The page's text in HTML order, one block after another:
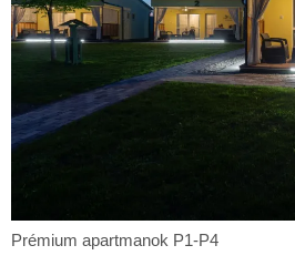
Prémium
Prémium apartmanok P1-P4